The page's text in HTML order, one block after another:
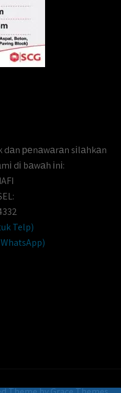
реnаwаrаn sіlаhkаn
dі bаwаh іnі:
Telp)